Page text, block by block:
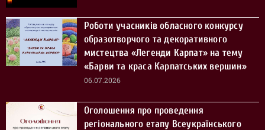
Роботи учасників обласного конкурсу
образотворчого та декоративного
мистецтва «Легенди Карпат» на тему
«Барви та краса Карпатських вершин»
06.07.2026
Оголошення про проведення
регіонального етапу Всеукраїнського